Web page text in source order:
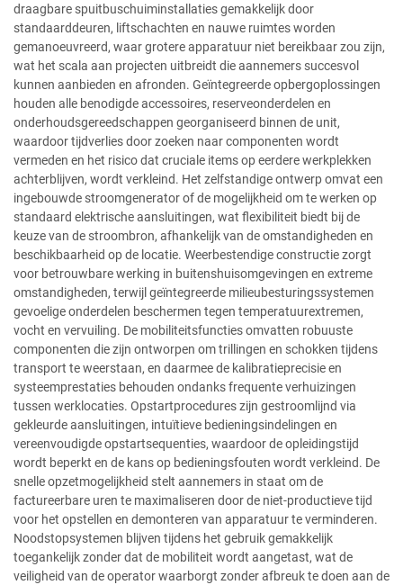
draagbare spuitbuschuiminstallaties gemakkelijk door
standaarddeuren, liftschachten en nauwe ruimtes worden
gemanoeuvreerd, waar grotere apparatuur niet bereikbaar zou zijn,
wat het scala aan projecten uitbreidt die aannemers succesvol
kunnen aanbieden en afronden. Geïntegreerde opbergoplossingen
houden alle benodigde accessoires, reserveonderdelen en
onderhoudsgereedschappen georganiseerd binnen de unit,
waardoor tijdverlies door zoeken naar componenten wordt
vermeden en het risico dat cruciale items op eerdere werkplekken
achterblijven, wordt verkleind. Het zelfstandige ontwerp omvat een
ingebouwde stroomgenerator of de mogelijkheid om te werken op
standaard elektrische aansluitingen, wat flexibiliteit biedt bij de
keuze van de stroombron, afhankelijk van de omstandigheden en
beschikbaarheid op de locatie. Weerbestendige constructie zorgt
voor betrouwbare werking in buitenshuisomgevingen en extreme
omstandigheden, terwijl geïntegreerde milieubesturingssystemen
gevoelige onderdelen beschermen tegen temperatuurextremen,
vocht en vervuiling. De mobiliteitsfuncties omvatten robuuste
componenten die zijn ontworpen om trillingen en schokken tijdens
transport te weerstaan, en daarmee de kalibratieprecisie en
systeemprestaties behouden ondanks frequente verhuizingen
tussen werklocaties. Opstartprocedures zijn gestroomlijnd via
gekleurde aansluitingen, intuïtieve bedieningsindelingen en
vereenvoudigde opstartsequenties, waardoor de opleidingstijd
wordt beperkt en de kans op bedieningsfouten wordt verkleind. De
snelle opzetmogelijkheid stelt aannemers in staat om de
factureerbare uren te maximaliseren door de niet-productieve tijd
voor het opstellen en demonteren van apparatuur te verminderen.
Noodstopsystemen blijven tijdens het gebruik gemakkelijk
toegankelijk zonder dat de mobiliteit wordt aangetast, wat de
veiligheid van de operator waarborgt zonder afbreuk te doen aan de